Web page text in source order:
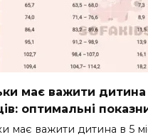
має важити дитина
оптимальні
має важити дитина в 5